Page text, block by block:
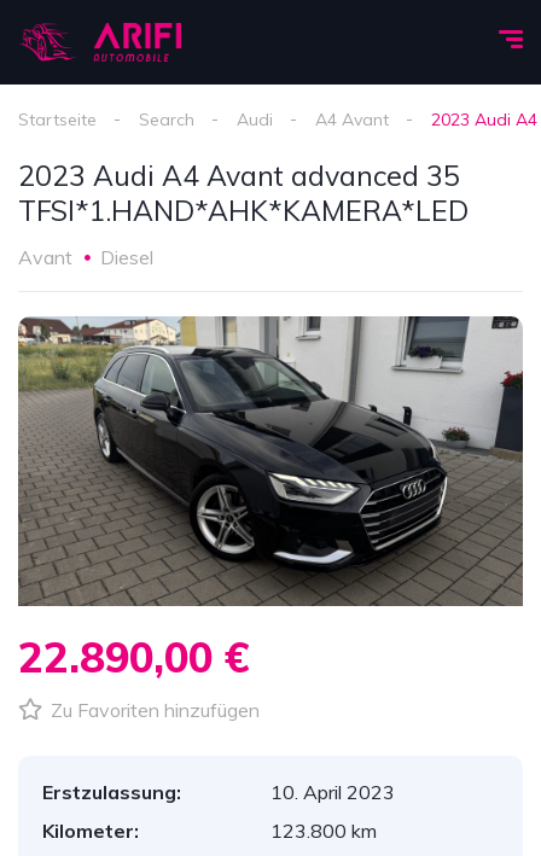
Startseite Search Audi A4 Avant 2023 Audi A4
2023 Audi A4 Avant advanced 35
TFSI*1.HAND*AHK*KAMERA*LED
Avant Diesel
22.890,00 €
Zu Favoriten hinzufügen
Erstzulassung:
10. April 2023
Kilometer:
123.800 km